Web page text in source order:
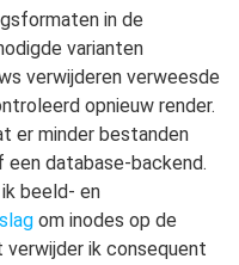
in de
varianten
verwijderen verweesde
opnieuw render.
er minder bestanden
een database-backend.
beeld- en
om inodes op de
verwijder ik consequent